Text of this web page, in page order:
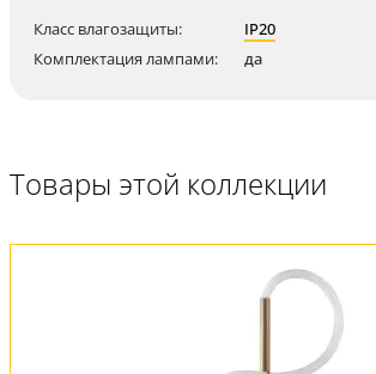
Класс влагозащиты:
IP20
Комплектация лампами:
да
Товары этой коллекции